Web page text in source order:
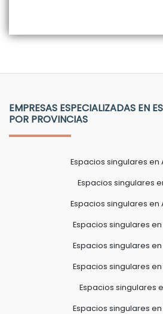
EMPRESAS ESPECIALIZADAS EN
POR PROVINCIAS
Espacios singulares en
Espacios singulares
Espacios singulares en
Espacios singulares
Espacios singulares
Espacios singulares
Espacios singulares
Espacios singulares